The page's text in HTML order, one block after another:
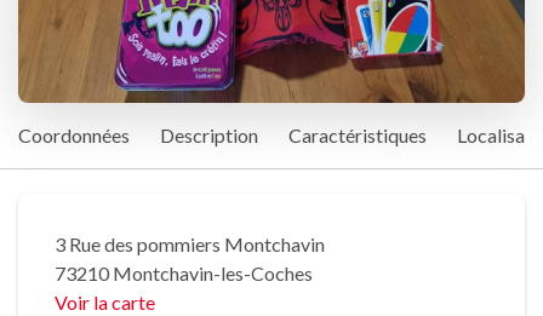
Coordonnées Description Caractéristiques
3 Rue des pommiers Montchavin
73210 Montchavin-les-Coches
Voir la carte